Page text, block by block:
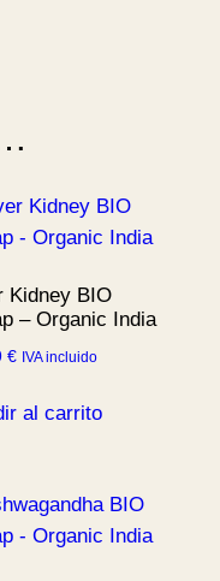
Kidney BIO
– Organic India
€ IVA incluido
al carrito